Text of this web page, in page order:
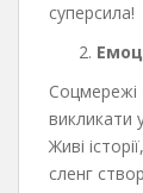
суперсила!
викликати
Живі
сленг